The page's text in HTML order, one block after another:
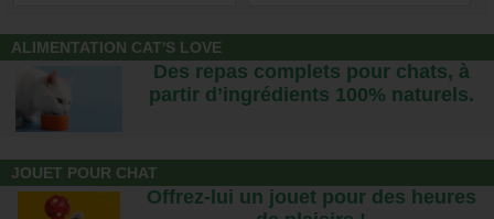
ALIMENTATION CAT'S LOVE
Des repas complets pour chats, à
partir d’ingrédients 100% naturels.
JOUET POUR CHAT
Offrez-lui un jouet pour des heures